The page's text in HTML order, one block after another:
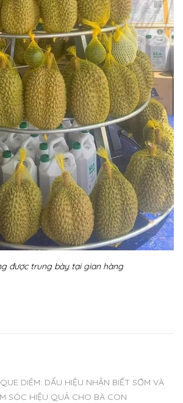
được trung bày tại gian hàng
DIÊM: DẤU HIỆU NHẬN BIẾT SỚM VÀ
SÓC HIỆU QUẢ CHO BÀ CON